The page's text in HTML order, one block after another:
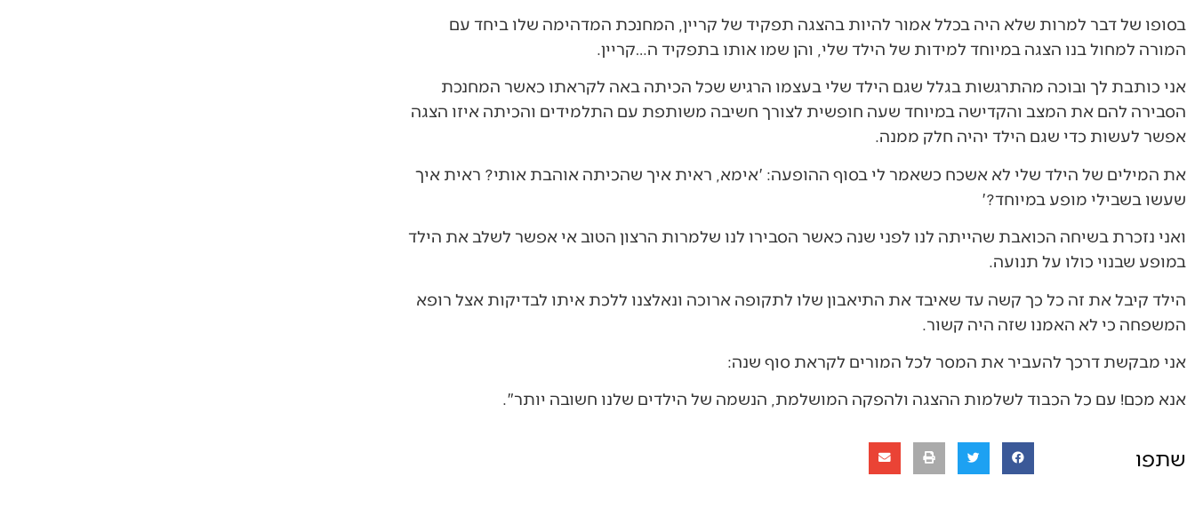
בסופו של דבר למרות שלא היה בכלל אמור להיות בהצגה תפקיד של קריין, המחנכת המדהימה שלו ביחד עם
המורה למחול בנו הצגה במיוחד למידות של הילד שלי, והן שמו אותו בתפקיד ה…קריין.
אני כותבת לך ובוכה מהתרגשות בגלל שגם הילד שלי בעצמו הרגיש שכל הכיתה באה לקראתו כאשר המחנכת
הסבירה להם את המצב והקדישה במיוחד שעה חופשית לצורך חשיבה משותפת עם התלמידים והכיתה איזו הצגה
אפשר לעשות כדי שגם הילד יהיה חלק ממנה.
את המילים של הילד שלי לא אשכח כשאמר לי בסוף ההופעה: 'אימא, ראית איך שהכיתה אוהבת אותי? ראית איך
שעשו בשבילי מופע במיוחד?'
ואני נזכרת בשיחה הכואבת שהייתה לנו לפני שנה כאשר הסבירו לנו שלמרות הרצון הטוב אי אפשר לשלב את הילד
במופע שבנוי כולו על תנועה.
הילד קיבל את זה כל כך קשה עד שאיבד את התיאבון שלו לתקופה ארוכה ונאלצנו ללכת איתו לבדיקות אצל רופא
המשפחה כי לא האמנו שזה היה קשור.
אני מבקשת דרכך להעביר את המסר לכל המורים לקראת סוף שנה:
אנא מכם! עם כל הכבוד לשלמות ההצגה ולהפקה המושלמת, הנשמה של הילדים שלנו חשובה יותר".
שתפו